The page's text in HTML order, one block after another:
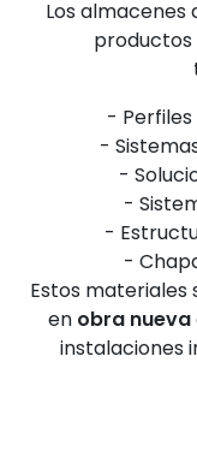
Los almacenes
productos
-
-
-
-
-
-
Estos
en obra nueva
instalaciones